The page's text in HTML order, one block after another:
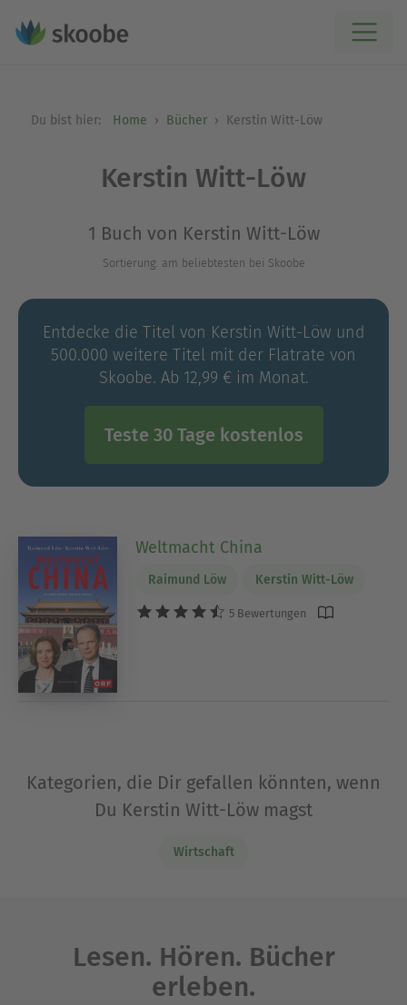
Du bist hier: Home Bücher Kerstin Witt-Löw
Kerstin Witt-Löw
1 Buch von Kerstin Witt-Löw
Sortierung: am beliebtesten bei Skoobe
Entdecke die Titel von Kerstin Witt-Löw und
500.000 weitere Titel mit der Flatrate von
Skoobe. Ab 12,99 € im Monat.
Teste 30 Tage kostenlos
Weltmacht China
Raimund Löw Kerstin Witt-Löw
5 Bewertungen
Kategorien, die Dir gefallen könnten, wenn
Du Kerstin Witt-Löw magst
Wirtschaft
Lesen. Hören. Bücher
erleben.